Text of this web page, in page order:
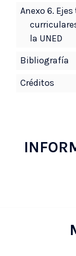
Anexo 6.
la UNED
Bibliografía
Créditos